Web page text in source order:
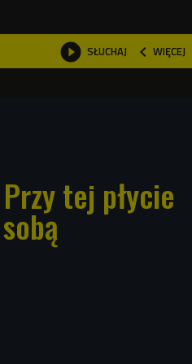
 SŁUCHAJ  WIĘCEJ

tej płycie